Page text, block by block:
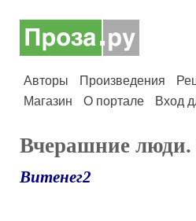
Авторы Произведения
Магазин
О портале Вход
Вчерашние люди.
Витенег2